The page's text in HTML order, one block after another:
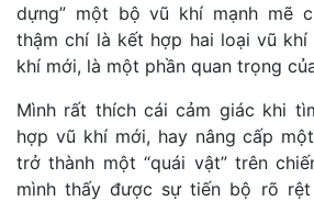
dựng” một bộ vũ khí mạnh mẽ
thậm chí là kết hợp hai loại vũ
khí mới, là một phần quan trọng
Mình rất thích cái cảm giác khi
hợp vũ khí mới, hay nâng cấp
trở thành một “quái vật” trên
mình thấy được sự tiến bộ rõ